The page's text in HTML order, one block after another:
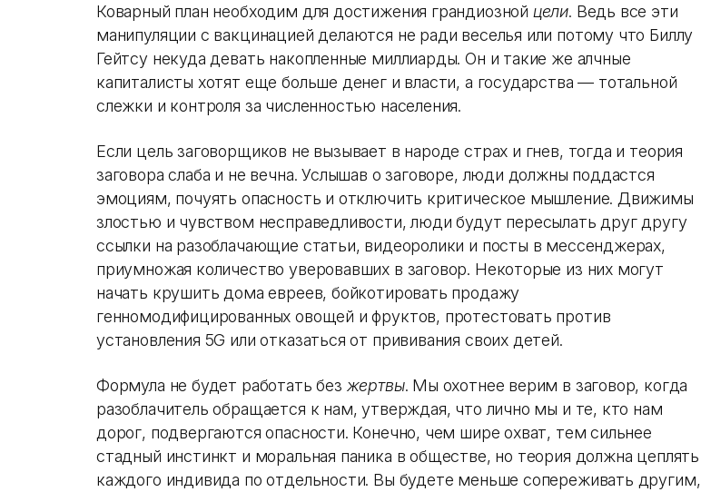
Коварный план необходим для достижения грандиозной цели. Ведь все эти
манипуляции с вакцинацией делаются не ради веселья или потому что Биллу
Гейтсу некуда девать накопленные миллиарды. Он и такие же алчные
капиталисты хотят еще больше денег и власти, а государства — тотальной
слежки и контроля за численностью населения.
Если цель заговорщиков не вызывает в народе страх и гнев, тогда и теория
заговора слаба и не вечна. Услышав о заговоре, люди должны поддастся
эмоциям, почуять опасность и отключить критическое мышление. Движимы
злостью и чувством несправедливости, люди будут пересылать друг другу
ссылки на разоблачающие статьи, видеоролики и посты в мессенджерах,
приумножая количество уверовавших в заговор. Некоторые из них могут
начать крушить дома евреев, бойкотировать продажу
генномодифицированных овощей и фруктов, протестовать против
установления 5G или отказаться от прививания своих детей.
Формула не будет работать без жертвы. Мы охотнее верим в заговор, когда
разоблачитель обращается к нам, утверждая, что лично мы и те, кто нам
дорог, подвергаются опасности. Конечно, чем шире охват, тем сильнее
стадный инстинкт и моральная паника в обществе, но теория должна цеплять
каждого индивида по отдельности. Вы будете меньше сопереживать другим,